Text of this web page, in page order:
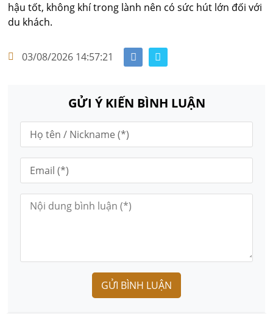
hậu tốt, không khí trong lành nên có sức hút lớn đối với
du khách.
03/08/2026 14:57:21
GỬI Ý KIẾN BÌNH LUẬN
GỬI BÌNH LUẬN